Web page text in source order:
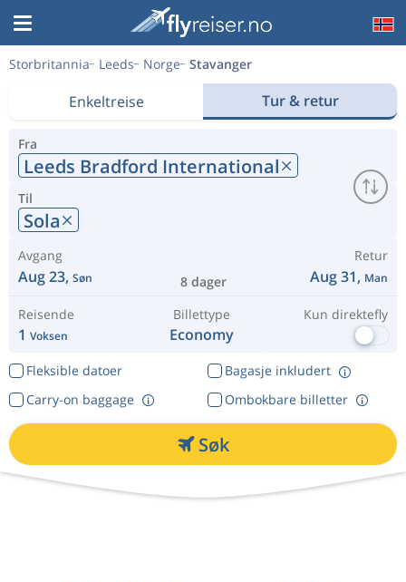
Storbritannia Leeds Norge Stavanger
Enkeltreise Tur & retur
Fra
Leeds Bradford International
Til
Sola
Avgang
Aug 23, Søn 8 dager
Retur
Aug 31, Man
Reisende
1 Voksen
Billettype
Economy
Kun direktefly
Fleksible datoer
Bagasje inkludert
Ombokbare billetter
Carry-on baggage
Søk